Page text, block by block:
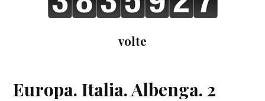
volte
Europa. Italia. Albenga. 2